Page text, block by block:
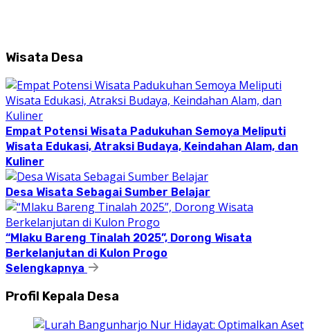
Wisata Desa
Empat Potensi Wisata Padukuhan Semoya Meliputi
Wisata Edukasi, Atraksi Budaya, Keindahan Alam, dan
Kuliner
Desa Wisata Sebagai Sumber Belajar
“Mlaku Bareng Tinalah 2025”, Dorong Wisata
Berkelanjutan di Kulon Progo
Selengkapnya
Profil Kepala Desa